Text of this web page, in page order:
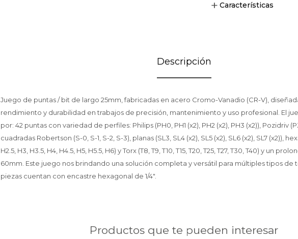
Características
Descripción
Juego de puntas / bit de largo 25mm, fabricadas en acero Cromo-Vanadio (CR-V),
rendimiento y durabilidad en trabajos de precisión, mantenimiento y uso profesional. El
por: 42 puntas con variedad de perfiles: Philips (PH0, PH1 (x2), PH2 (x2), PH3 (x2)), Pozidriv
cuadradas Robertson (S-0, S-1, S-2, S-3), planas (SL3, SL4 (x2), SL5 (x2), SL6 (x2), SL7 (x2)),
H2.5, H3, H3.5, H4, H4.5, H5, H5.5, H6) y Torx (T8, T9, T10, T15, T20, T25, T27, T30, T40) y un
60mm. Este juego nos brindando una solución completa y versátil para múltiples tipos de
piezas cuentan con encastre hexagonal de 1/4".
Productos que te pueden interesar